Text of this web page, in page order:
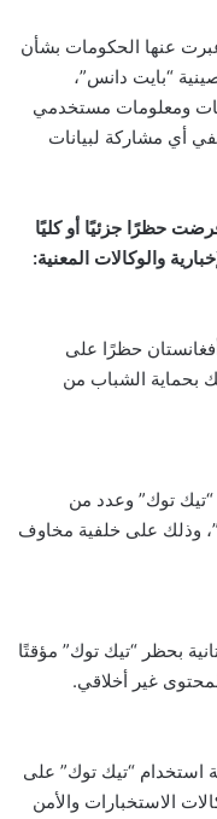
عنها الحكومات بشأن
“بايت دانس”،
ومعلومات مستخدمي
أي مشاركة لبيانات
حظرًا جزئيًا أو كليًا
والوكالات المعنية:
أفغانستان حظرًا على
بحماية الشباب من
“تيك توك” وعدد من
وذلك على خلفية مخاوف
بحظر “تيك توك” مؤقتًا
غير أخلاقي.
استخدام “تيك توك” على
الاستخبارات والأمن